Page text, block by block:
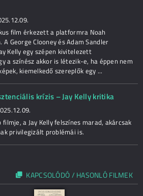
film érkezett a platformra Noah
George Clooney és Adam Sandler
Kelly egy szépen kivitelezett
a színész akkor is létezik-e, ha éppen nem
kiemelkedő szereplők egy ...
krízis – Jay Kelly kritika
a Jay Kelly felszínes marad, akárcsak
privilegizált problémái is.
KAPCSOLÓDÓ / HASONLÓ FILMEK